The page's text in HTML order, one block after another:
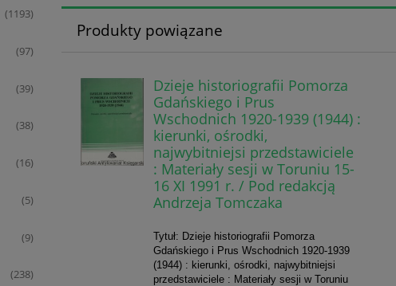
(1193)
(97)
(39)
(38)
(16)
(5)
(9)
(238)
Produkty powiązane
Dzieje historiografii Pomorza
Gdańskiego i Prus
Wschodnich 1920-1939 (1944) :
kierunki, ośrodki,
najwybitniejsi przedstawiciele
: Materiały sesji w Toruniu 15-
16 XI 1991 r. / Pod redakcją
Andrzeja Tomczaka
Tytuł: Dzieje historiografii Pomorza
Gdańskiego i Prus Wschodnich 1920-1939
(1944) : kierunki, ośrodki, najwybitniejsi
przedstawiciele : Materiały sesji w Toruniu